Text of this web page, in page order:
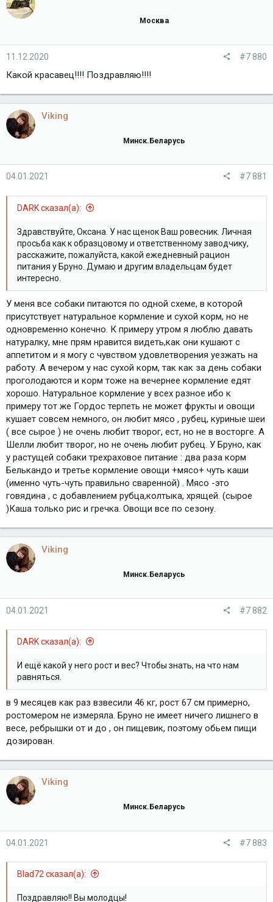
Москва
11.12.2020 #7 880
Какой красавец!!!! Поздравляю!!!!
Viking
Минск.Беларусь
04.01.2021 #7 881
DARK сказал(а):
Здравствуйте, Оксана. У нас щенок Ваш ровесник. Личная
просьба как к образцовому и ответственному заводчику,
расскажите, пожалуйста, какой ежедневный рацион
питания у Бруно. Думаю и другим владельцам будет
интересно.
У меня все собаки питаются по одной схеме, в которой
присутствует натуральное кормление и сухой корм, но не
одновременно конечно. К примеру утром я люблю давать
натуралку, мне прям нравится видеть,как они кушают с
аппетитом и я могу с чувством удовлетворения уезжать на
работу. А вечером у нас сухой корм, так как за день собаки
проголодаются и корм тоже на вечернее кормление едят
хорошо. Натуральное кормление у всех разное ибо к
примеру тот же Гордос терпеть не может фрукты и овощи
кушает совсем немного, он любит мясо , рубец, куриные шеи
( все сырое ) не очень любит творог, ест, но не в восторге. А
Шелли любит творог, но не очень любит рубец. У Бруно, как
у растущей собаки трехраховое питание : два раза корм
Белькандо и третье кормление овощи +мясо+ чуть каши
(именно чуть-чуть правильно сваренной) . Мясо -это
говядина , с добавлением рубца,колтыка, хрящей. (сырое
)Каша только рис и гречка. Овощи все по сезону.
Viking
Минск.Беларусь
04.01.2021 #7 882
DARK сказал(а):
И ещё какой у него рост и вес? Чтобы знать, на что нам
равняться.
в 9 месяцев как раз взвесили 46 кг, рост 67 см примерно,
ростомером не измеряла. Бруно не имеет ничего лишнего в
весе, ребрышки от и до , он пищевик, поэтому обьем пищи
дозирован.
Viking
Минск.Беларусь
04.01.2021 #7 883
Blad72 сказал(а):
Поздравляю!! Вы молодцы!